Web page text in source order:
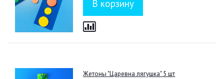
Жетоны "Царевна лягушка" 5 шт